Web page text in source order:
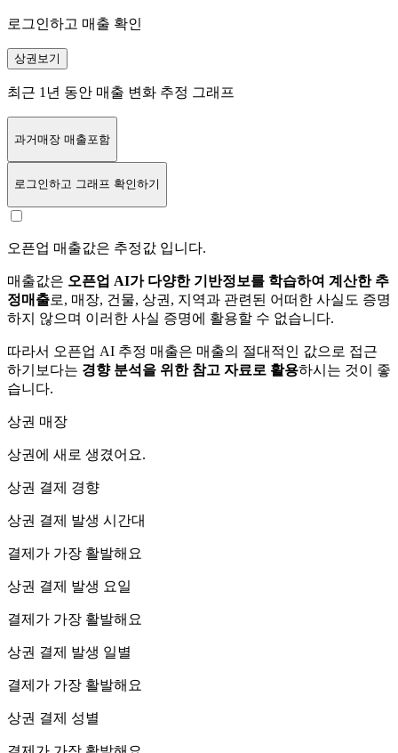
로그인하고 매출 확인
상권보기
최근 1년 동안 매출 변화 추정 그래프
과거매장 매출포함
로그인하고 그래프 확인하기
오픈업 매출값은 추정값 입니다.
매출값은 오픈업 AI가 다양한 기반정보를 학습하여 계산한 추
정매출로, 매장, 건물, 상권, 지역과 관련된 어떠한 사실도 증명
하지 않으며 이러한 사실 증명에 활용할 수 없습니다.
따라서 오픈업 AI 추정 매출은 매출의 절대적인 값으로 접근
하기보다는 경향 분석을 위한 참고 자료로 활용하시는 것이 좋
습니다.
상권 매장
상권에 새로 생겼어요.
상권 결제 경향
상권 결제 발생 시간대
결제가 가장 활발해요
상권 결제 발생 요일
결제가 가장 활발해요
상권 결제 발생 일별
결제가 가장 활발해요
상권 결제 성별